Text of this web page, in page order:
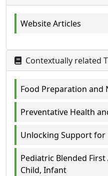
Website Articles
Contextually related
Food Preparation and
Preventative Health
Unlocking Support for
Pediatric Blended First
Child, Infant